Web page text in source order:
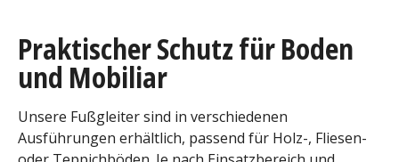
Praktischer Schutz für Boden
und Mobiliar
Unsere Fußgleiter sind in verschiedenen
Ausführungen erhältlich, passend für Holz-, Fliesen-